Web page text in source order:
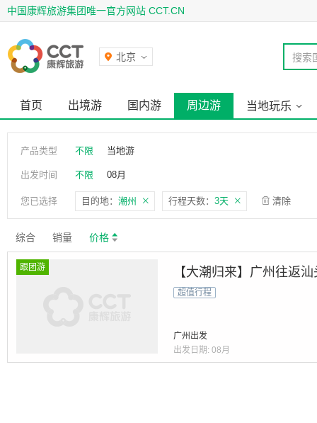
中国康辉旅游集团唯一官方网站 CCT.CN
北京 搜索
首页 出境游 国内游 周边游 当地玩乐
产品类型 不限 当地游
出发时间 不限 08月
您已选择 目的地： 潮州 行程天数： 3天 清除
综合 销量 价格
跟团游 【大潮归来】广州往返
超值行程
广州出发
出发日期: 08月